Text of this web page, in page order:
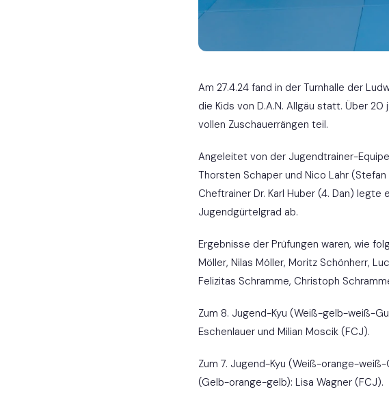
Am 27.4.24 fand in der Turnhalle der
die Kids von D.A.N. Allgäu statt. Über
vollen Zuschauerrängen teil.
Angeleitet von der Jugendtrainer-
Thorsten Schaper und Nico Lahr
Cheftrainer Dr. Karl Huber (4. Dan)
Jugendgürtelgrad ab.
Ergebnisse der Prüfungen waren, wie
Möller, Nilas Möller, Moritz Schönherr,
Felizitas Schramme, Christoph
Zum 8. Jugend-Kyu (Weiß-gelb-weiß-
Eschenlauer und Milian Moscik (FCJ).
Zum 7. Jugend-Kyu (Weiß-orange-weiß-
(Gelb-orange-gelb): Lisa Wagner (FCJ).